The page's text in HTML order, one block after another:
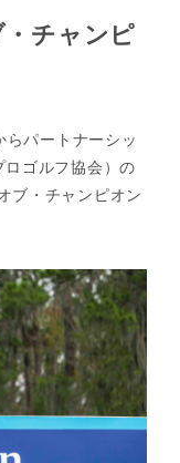
チャンピ
パートナーシッ
ゴルフ協会）の
ブ・チャンピオン